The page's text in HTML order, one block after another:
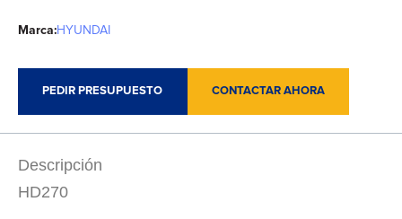
Marca:HYUNDAI
PEDIR PRESUPUESTO CONTACTAR AHORA
Descripción
HD270